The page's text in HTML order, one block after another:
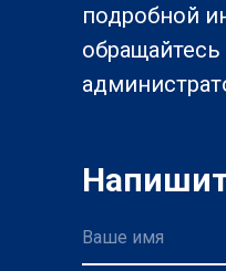
Ваше имя
подробной
обращайтесь